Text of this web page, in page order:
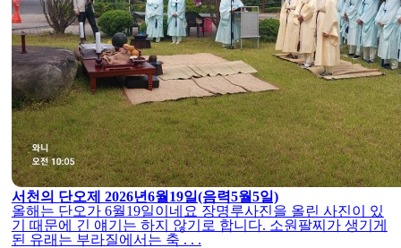
서천의 단오제 2026년6월19일(음력5월5일)
올해는 단오가 6월19일이네요 장명루사진을 올린 사진이 있
기 때문에 긴 얘기는 하지 않기로 합니다. 소원팔찌가 생기게
된 유래는 부라질에서는 축 . . .